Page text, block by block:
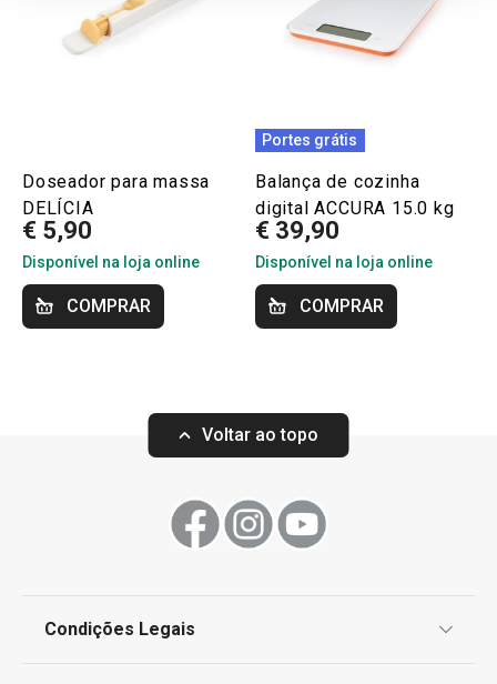
Doseador para massa
DELÍCIA
€ 5,90
Disponível na loja online
COMPRAR
Portes grátis
Balança de cozinha
digital ACCURA 15.0 kg
€ 39,90
Disponível na loja online
COMPRAR
Voltar ao topo
Condições Legais